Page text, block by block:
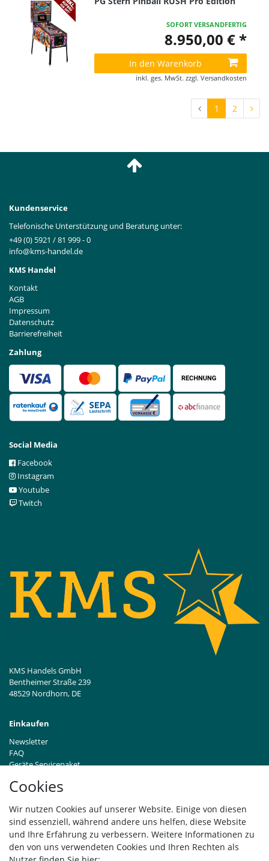
Cookies
Wir nutzen Cookies auf unserer Website. Einige von diesen
sind essenziell, während andere uns helfen, diese Website
und Ihre Erfahrung zu verbessern. Weitere Informationen zu
den von uns verwendeten Cookies und Ihren Rechten als
SOFORT VERSANDFERTIG
8.950,00 € *
In den Warenkorb
inkl. ges. MwSt. zzgl. Versandkosten
1 2
Kundenservice
Telefonische Unterstützung und Beratung unter:
+49 (0) 5921 / 81 999 - 0
info@kms-handel.de
KMS Handel
Kontakt
AGB
Impressum
Datenschutz
Barrierefreiheit
Zahlung
Social Media
Facebook
Instagram
Youtube
Twitch
KMS Handels GmbH
Bentheimer Straße 239
48529 Nordhorn, DE
Einkaufen
Newsletter
FAQ
Geräte Servicepaket
Händleranfragen B2B
Widerrufsrecht
Vertrag widerrufen
Versand